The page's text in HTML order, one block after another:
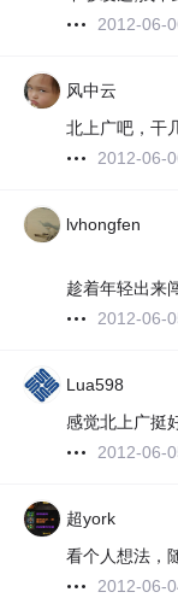
2012-06-
风中云
北上广吧，干
2012-06-
lvhongfen
趁着年轻出来
2012-06-
Lua598
感觉北上广挺
2012-06-
超york
看个人想法，
2012-06-